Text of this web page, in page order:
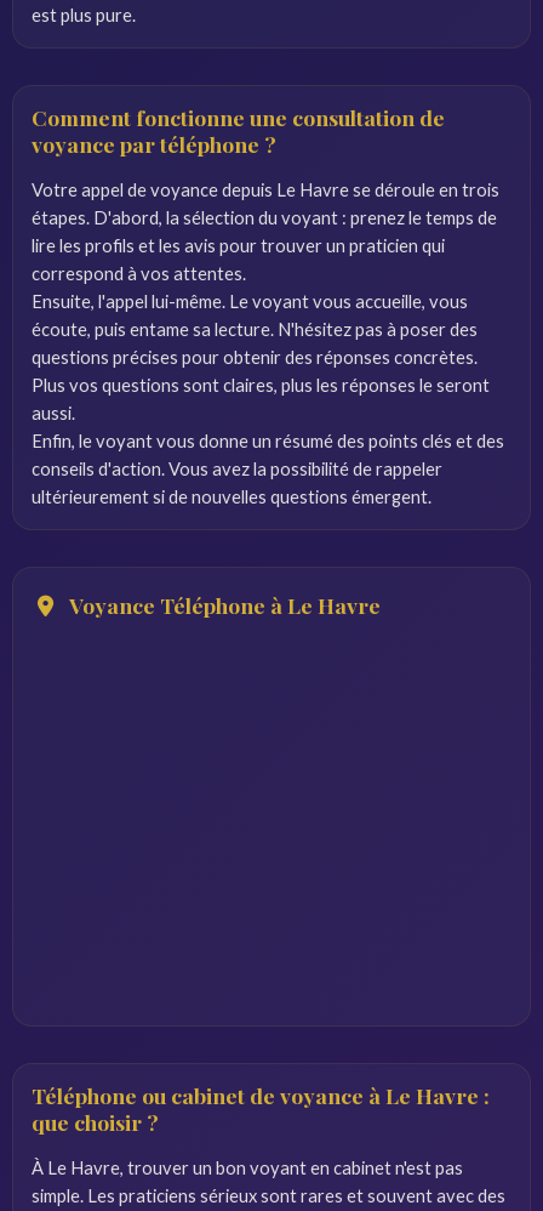
est plus pure.
Comment fonctionne une consultation de
voyance par téléphone ?
Votre appel de voyance depuis Le Havre se déroule en trois
étapes. D'abord, la sélection du voyant : prenez le temps de
lire les profils et les avis pour trouver un praticien qui
correspond à vos attentes.
Ensuite, l'appel lui-même. Le voyant vous accueille, vous
écoute, puis entame sa lecture. N'hésitez pas à poser des
questions précises pour obtenir des réponses concrètes.
Plus vos questions sont claires, plus les réponses le seront
aussi.
Enfin, le voyant vous donne un résumé des points clés et des
conseils d'action. Vous avez la possibilité de rappeler
ultérieurement si de nouvelles questions émergent.
Voyance Téléphone à Le Havre
Téléphone ou cabinet de voyance à Le Havre :
que choisir ?
À Le Havre, trouver un bon voyant en cabinet n'est pas
simple. Les praticiens sérieux sont rares et souvent avec des